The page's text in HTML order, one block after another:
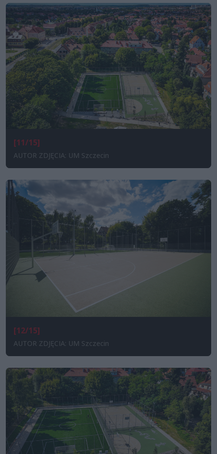
[11/15]
AUTOR ZDJĘCIA: UM Szczecin
[12/15]
AUTOR ZDJĘCIA: UM Szczecin